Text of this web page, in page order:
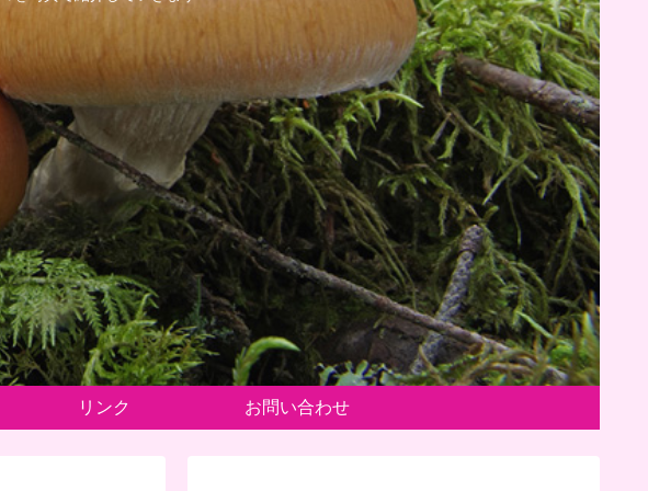
リンク お問い合わせ